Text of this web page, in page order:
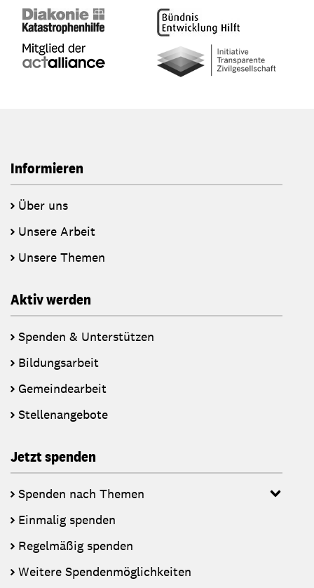
Informieren
Über uns
Unsere Arbeit
Unsere Themen
Aktiv werden
Spenden & Unterstützen
Bildungsarbeit
Gemeindearbeit
Stellenangebote
Jetzt spenden
Spenden nach Themen
Einmalig spenden
Regelmäßig spenden
Weitere Spendenmöglichkeiten